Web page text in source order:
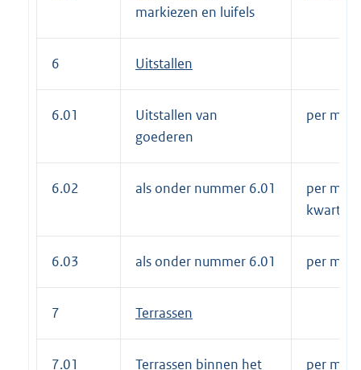
markiezen en luifels
6 Uitstallen
6.01
Uitstallen van
goederen
per m²
6.02 als onder nummer 6.01
per m²
kwartaal
6.03 als onder nummer 6.01 per m²
7 Terrassen
7.01
Terrassen binnen het
per m²